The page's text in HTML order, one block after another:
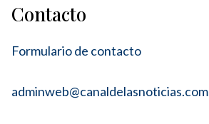
Contacto
Formulario de contacto
adminweb@canaldelasnoticias.com